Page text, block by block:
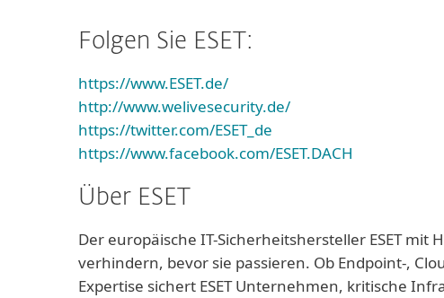
Folgen Sie ESET:
https://www.ESET.de/
http://www.welivesecurity.de/
https://twitter.com/ESET_de
https://www.facebook.com/ESET.DACH
Über ESET
Der europäische IT-Sicherheitshersteller ESET
verhindern, bevor sie passieren. Ob Endpoint-,
Expertise sichert ESET Unternehmen, kritische